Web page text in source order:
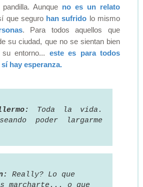
Aunque no es un relato
que seguro han sufrido lo mismo
. Para todos aquellos que
su ciudad, que no se sientan bien
entorno... este es para todos
sí hay esperanza.
Toda la vida.
poder largarme
Really? Lo que
marcharte... o que